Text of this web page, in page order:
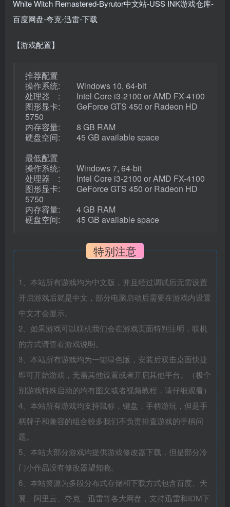
【游戏配置】
推荐配置
操作系统: Windows 10, 64-bit
处理器 : Intel Core i3-2100 or AMD FX-4100
图形显卡: GeForce GTS 450 or Radeon HD
5750
内存容量: 8 GB RAM
硬盘空间: 45 GB available space
最低配置
操作系统: Windows 7, 64-bit
处理器 : Intel Core i3-2100 or AMD FX-4100
图形显卡: GeForce GTS 450 or Radeon HD
5750
内存容量: 4 GB RAM
硬盘空间: 45 GB available space
特别注意
1、本站所有游戏均为中文版，并且经过调试后无需设置
开启游戏后就是中文，部分电脑启动后需要在游戏内设置
中文才会显示。
2、如果游戏可以联机我们会在游戏页面特别注明，联机
的方式请查看游戏说明。
3、本站所有游戏均为一键绿色版，安装后双击桌面快捷
即可开始游戏，无需其他设置或者开启其他平台。（极个
别游戏特殊启动的均有图文或者视频教程，请仔细观看）
4、本站所有游戏均支持鼠标，键盘，手柄游玩，但是手
柄牌子和兼容的组合较多我们不负责排查游戏的手柄问
题。
5、本站大部分游戏均提供游戏修改器下载，但是部分冷
门小作品没有修改器望知晓。
6、本站资源为多段分布式存储和下载方式包含百度、天
翼、阿里云、夸克、迅雷等各大网盘，支持迅雷和IDM下